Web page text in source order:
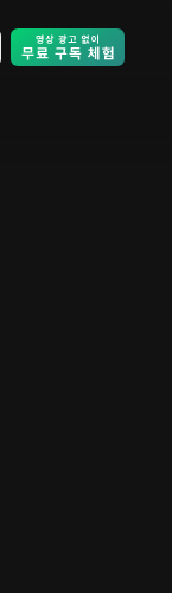
Free Trial -